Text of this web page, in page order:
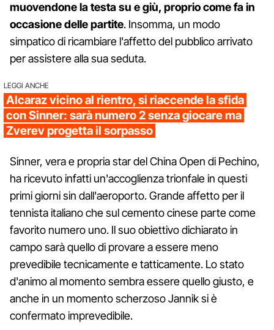
muovendone la testa su e giù, proprio come fa in
occasione delle partite. Insomma, un modo
simpatico di ricambiare l'affetto del pubblico arrivato
per assistere alla sua seduta.
LEGGI ANCHE
Alcaraz vicino al rientro, si riaccende la sfida
con Sinner: sarà numero 2 senza giocare ma
Zverev progetta il sorpasso
Sinner, vera e propria star del China Open di Pechino,
ha ricevuto infatti un'accoglienza trionfale in questi
primi giorni sin dall'aeroporto. Grande affetto per il
tennista italiano che sul cemento cinese parte come
favorito numero uno. Il suo obiettivo dichiarato in
campo sarà quello di provare a essere meno
prevedibile tecnicamente e tatticamente. Lo stato
d'animo al momento sembra essere quello giusto, e
anche in un momento scherzoso Jannik si è
confermato imprevedibile.